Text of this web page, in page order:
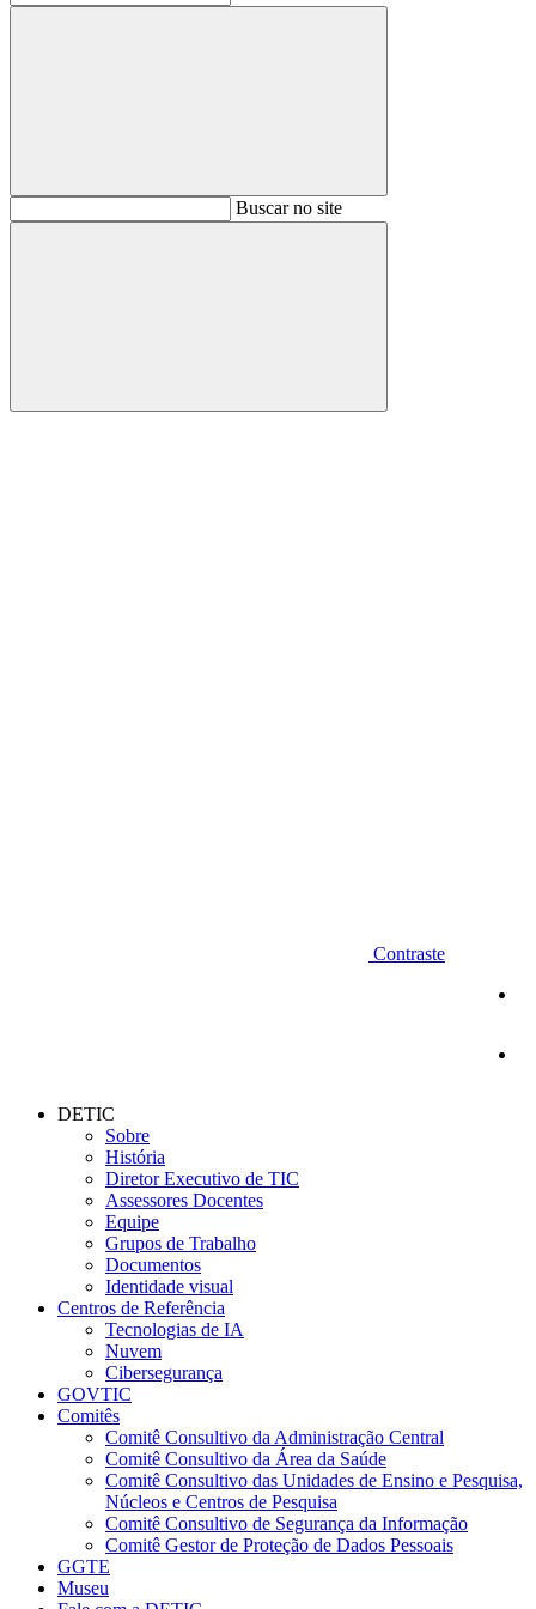
BuscarBuscar no site
Buscar
Contraste
DETIC
Sobre
História
Diretor Executivo de TIC
Assessores Docentes
Equipe
Grupos de Trabalho
Documentos
Identidade visual
Centros de Referência
Tecnologias de IA
Nuvem
Cibersegurança
GOVTIC
Comitês
Comitê Consultivo da Administração Central
Comitê Consultivo da Área da Saúde
Comitê Consultivo das Unidades de Ensino e Pesquisa,
Núcleos e Centros de Pesquisa
Comitê Consultivo de Segurança da Informação
Comitê Gestor de Proteção de Dados Pessoais
GGTE
Museu